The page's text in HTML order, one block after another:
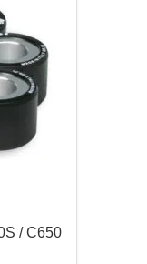
/ C650